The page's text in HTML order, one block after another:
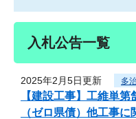
入札公告一覧
2025年2月5日更新 多
【建設工事】工維単
（ゼロ県債）他工事